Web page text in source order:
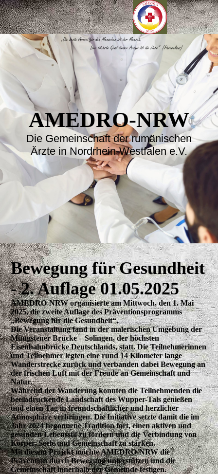
AMEDRO-NRW
Die Gemeinschaft der rumänischen
Ärzte in Nordrhein-Westfalen e.V.
Bewegung für Gesundheit
- 2. Auflage 01.05.2025
AMEDRO-NRW organisierte am Mittwoch, den 1. Mai
2025, die zweite Auflage des Präventionsprogramms
„Bewegung für die Gesundheit“.
Die Veranstaltung fand in der malerischen Umgebung der
Müngstener Brücke – Solingen, der höchsten
Eisenbahnbrücke Deutschlands, statt. Die Teilnehmerinnen
und Teilnehmer legten eine rund 14 Kilometer lange
Wanderstrecke zurück und verbanden dabei Bewegung an
der frischen Luft mit der Freude an Gemeinschaft und
Natur.
Während der Wanderung konnten die Teilnehmenden die
beeindruckende Landschaft des Wupper-Tals genießen
und einen Tag in freundschaftlicher und herzlicher
Atmosphäre verbringen. Die Initiative setzte damit die im
Jahr 2024 begonnene Tradition fort, einen aktiven und
gesunden Lebensstil zu fördern und die Verbindung von
Körper, Seele und Gemeinschaft zu stärken.
Mit diesem Projekt möchte AMEDRO-NRW die
Prävention durch Bewegung unterstützen und die
Gemeinschaft innerhalb der Gemeinde festigen.